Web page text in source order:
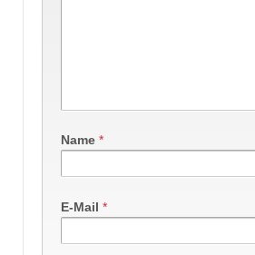
Name *
E-Mail *